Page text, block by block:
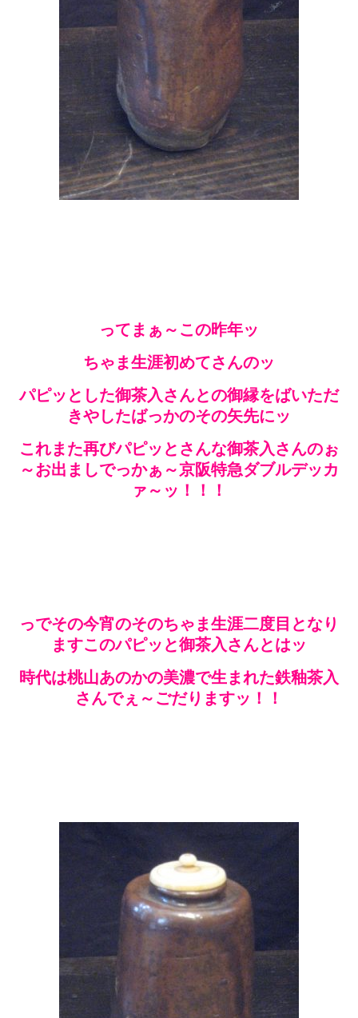
ってまぁ～この昨年ッ
ちゃま生涯初めてさんのッ
パピッとした御茶入さんとの御縁をばいただ
きやしたばっかのその矢先にッ
これまた再びパピッとさんな御茶入さんのぉ
～お出ましでっかぁ～京阪特急ダブルデッカ
ァ～ッ！！！
っでその今宵のそのちゃま生涯二度目となり
ますこのパピッと御茶入さんとはッ
時代は桃山あのかの美濃で生まれた鉄釉茶入
さんでぇ～ごだりますッ！！